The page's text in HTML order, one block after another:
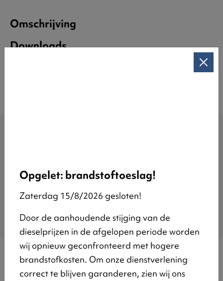
Omschrijving
Downloads
Opgelet: brandstoftoeslag!
Zaterdag 15/8/2026 gesloten!
Door de aanhoudende stijging van de
dieselprijzen in de afgelopen periode worden
wij opnieuw geconfronteerd met hogere
brandstofkosten. Om onze dienstverlening
correct te blijven garanderen, zien wij ons